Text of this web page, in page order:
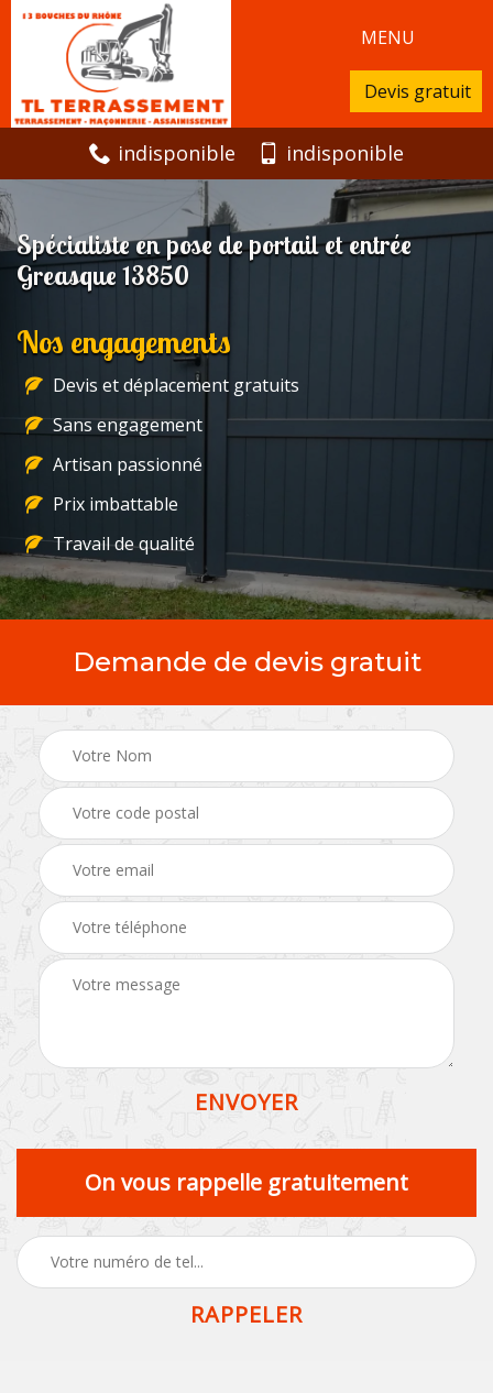
MENU
Devis gratuit
indisponible indisponible
Spécialiste en pose de portail et entrée
Greasque 13850
Nos engagements
Devis et déplacement gratuits
Sans engagement
Artisan passionné
Prix imbattable
Travail de qualité
Demande de devis gratuit
On vous rappelle gratuitement